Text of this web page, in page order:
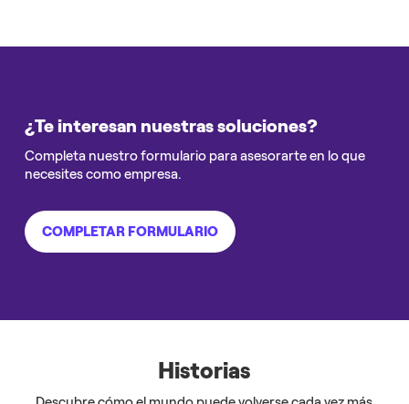
¿Te interesan nuestras soluciones?
Completa nuestro formulario para asesorarte en lo que
necesites como empresa.
COMPLETAR FORMULARIO
Historias